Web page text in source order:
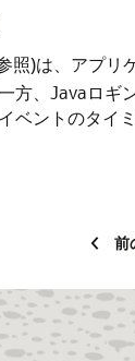
照)は、アプリ
方、Javaロ
ントのタイ
前